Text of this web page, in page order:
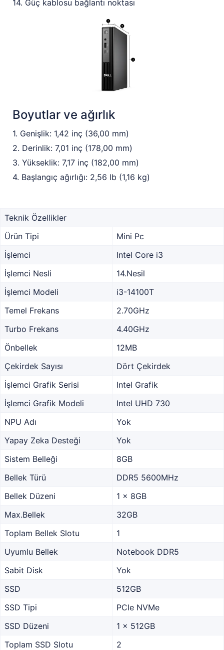
14. Güç kablosu bağlantı noktası
Boyutlar ve ağırlık
1. Genişlik: 1,42 inç (36,00 mm)
2. Derinlik: 7,01 inç (178,00 mm)
3. Yükseklik: 7,17 inç (182,00 mm)
4. Başlangıç ağırlığı: 2,56 lb (1,16 kg)
Teknik Özellikler
Ürün Tipi
Mini Pc
İşlemci
Intel Core i3
İşlemci Nesli
14.Nesil
İşlemci Modeli
i3-14100T
Temel Frekans
2.70GHz
Turbo Frekans
4.40GHz
Önbellek
12MB
Çekirdek Sayısı
Dört Çekirdek
İşlemci Grafik Serisi
Intel Grafik
İşlemci Grafik Modeli
Intel UHD 730
NPU Adı
Yok
Yapay Zeka Desteği
Yok
Sistem Belleği
8GB
Bellek Türü
DDR5 5600MHz
Bellek Düzeni
1 x 8GB
Max.Bellek
32GB
Toplam Bellek Slotu
1
Uyumlu Bellek
Notebook DDR5
Sabit Disk
Yok
SSD
512GB
SSD Tipi
PCIe NVMe
SSD Düzeni
1 x 512GB
Toplam SSD Slotu
2